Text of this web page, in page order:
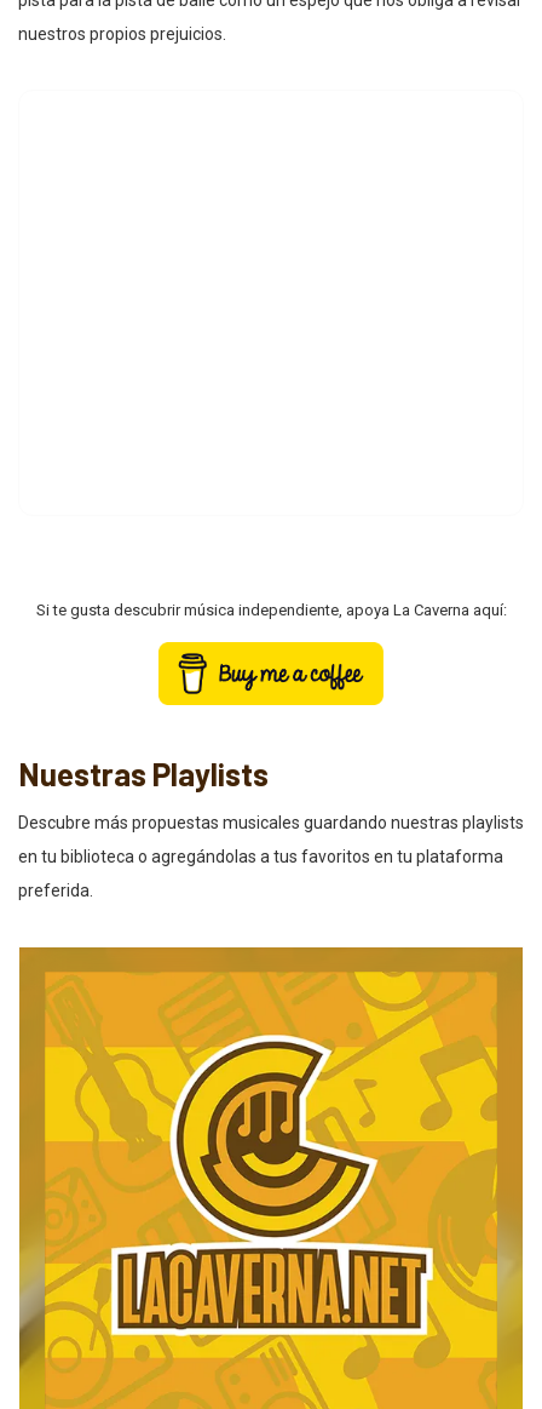
nuestros propios prejuicios.
Si te gusta descubrir música independiente, apoya La Caverna aquí:
Nuestras Playlists
Descubre más propuestas musicales guardando nuestras playlists
en tu biblioteca o agregándolas a tus favoritos en tu plataforma
preferida.